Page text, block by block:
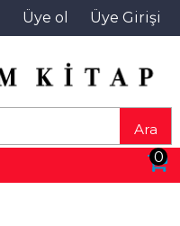
Üye ol Üye Girişi
Ara
0